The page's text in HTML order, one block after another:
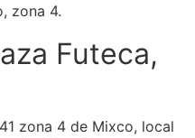
zona 4.
Futeca,
zona 4 de Mixco, local